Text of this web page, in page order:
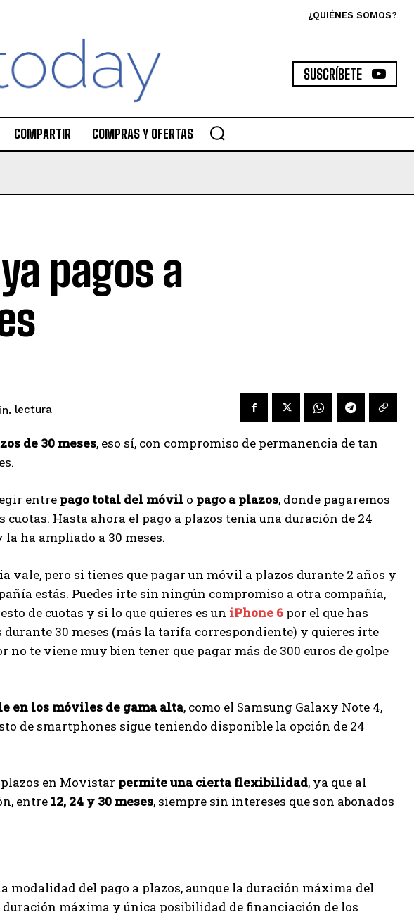
¿QUIÉNES SOMOS?
SUSCRÍBETE
COMPARTIR COMPRAS Y OFERTAS
pagos a
lectura
de 30 meses, eso sí, con compromiso de permanencia de tan
entre pago total del móvil o pago a plazos, donde pagaremos
Hasta ahora el pago a plazos tenía una duración de 24
ha ampliado a 30 meses.
pero si tienes que pagar un móvil a plazos durante 2 años y
estás. Puedes irte sin ningún compromiso a otra compañía,
de cuotas y si lo que quieres es un iPhone 6 por el que has
durante 30 meses (más la tarifa correspondiente) y quieres irte
te viene muy bien tener que pagar más de 300 euros de golpe
en los móviles de gama alta, como el Samsung Galaxy Note 4,
de smartphones sigue teniendo disponible la opción de 24
plazos en Movistar permite una cierta flexibilidad, ya que al
entre 12, 24 y 30 meses, siempre sin intereses que son abonados
modalidad del pago a plazos, aunque la duración máxima del
duración máxima y única posibilidad de financiación de los